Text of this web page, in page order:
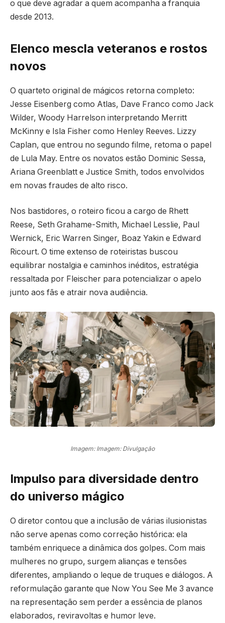
o que deve agradar a quem acompanha a franquia
desde 2013.
Elenco mescla veteranos e rostos
novos
O quarteto original de mágicos retorna completo:
Jesse Eisenberg como Atlas, Dave Franco como Jack
Wilder, Woody Harrelson interpretando Merritt
McKinny e Isla Fisher como Henley Reeves. Lizzy
Caplan, que entrou no segundo filme, retoma o papel
de Lula May. Entre os novatos estão Dominic Sessa,
Ariana Greenblatt e Justice Smith, todos envolvidos
em novas fraudes de alto risco.
Nos bastidores, o roteiro ficou a cargo de Rhett
Reese, Seth Grahame-Smith, Michael Lesslie, Paul
Wernick, Eric Warren Singer, Boaz Yakin e Edward
Ricourt. O time extenso de roteiristas buscou
equilibrar nostalgia e caminhos inéditos, estratégia
ressaltada por Fleischer para potencializar o apelo
junto aos fãs e atrair nova audiência.
Imagem: Imagem: Divulgação
Impulso para diversidade dentro
do universo mágico
O diretor contou que a inclusão de várias ilusionistas
não serve apenas como correção histórica: ela
também enriquece a dinâmica dos golpes. Com mais
mulheres no grupo, surgem alianças e tensões
diferentes, ampliando o leque de truques e diálogos. A
reformulação garante que Now You See Me 3 avance
na representação sem perder a essência de planos
elaborados, reviravoltas e humor leve.